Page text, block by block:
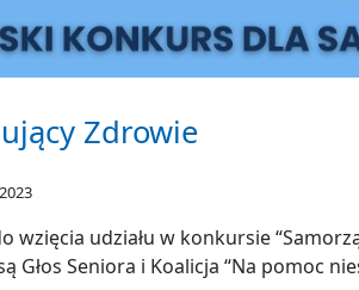
Zdrowie
wzięcia udziału w konkursie
Seniora i Koalicja “Na pomoc